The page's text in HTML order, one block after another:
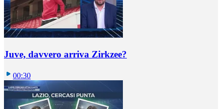
Juve, davvero arriva Zirkzee?
00:30